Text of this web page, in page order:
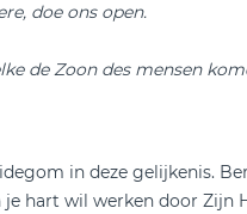
doe ons open.
de Zoon des mensen
in deze gelijkenis.
hart wil werken door Zijn